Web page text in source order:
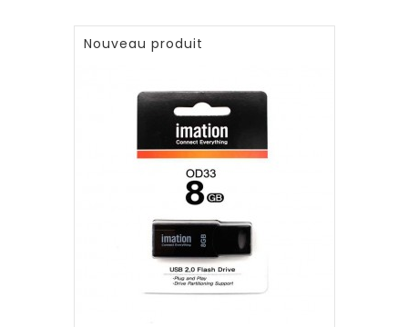
Nouveau produit